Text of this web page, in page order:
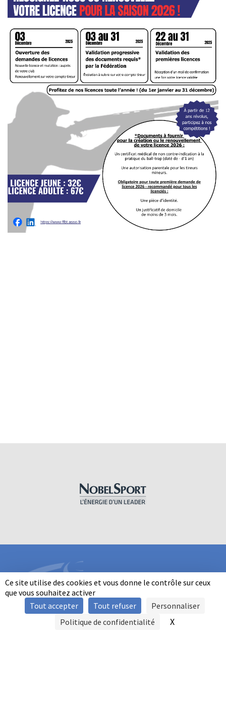
Ce site utilise des cookies et vous donne le contrôle sur ceux
que vous souhaitez activer
Tout accepter
Tout refuser
Personnaliser
Politique de confidentialité
X
INFORMATIONS
SIGNALER UNE VIOLENCE